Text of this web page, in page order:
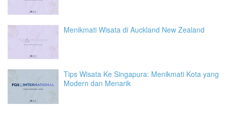
Menikmati Wisata di Auckland New Zealand
Tips Wisata Ke Singapura: Menikmati Kota yang
Modern dan Menarik